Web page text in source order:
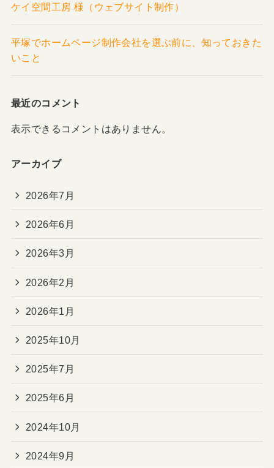
ケイ空間工房 様（ウェブサイト制作）
平塚でホームページ制作会社を選ぶ前に、知っておきた
いこと
最近のコメント
表示できるコメントはありません。
アーカイブ
2026年7月
2026年6月
2026年3月
2026年2月
2026年1月
2025年10月
2025年7月
2025年6月
2024年10月
2024年9月